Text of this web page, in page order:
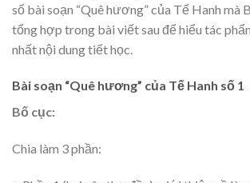
số bài soạn “Quê hương” của Tế Hanh mà
tổng hợp trong bài viết sau để hiểu tác
nhất nội dung tiết học.
Bài soạn “Quê hương” của Tế Hanh số 1
Bố cục:
Chia làm 3 phần: